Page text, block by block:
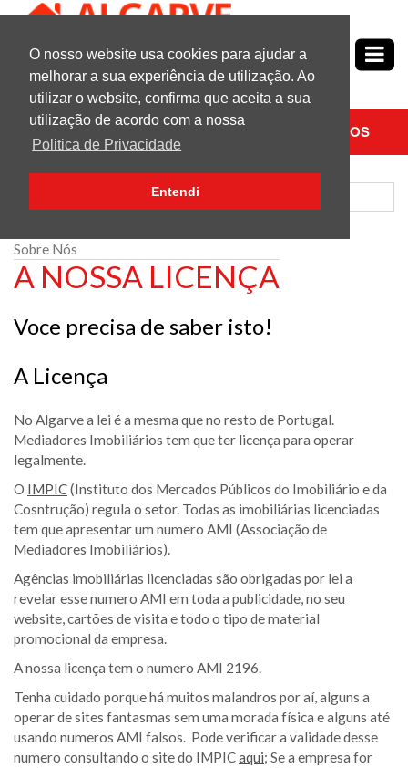
O nosso website usa cookies para ajudar a
melhorar a sua experiência de utilização. Ao
utilizar o website, confirma que aceita a sua
utilização de acordo com a nossa
Politica de Privacidade
Entendi
Nº1emPropriedades no Algarve
PESQUISAR CONTACTE-NOS
Sobre Nós
A NOSSA LICENÇA
Voce precisa de saber isto!
A Licença
No Algarve a lei é a mesma que no resto de Portugal.
Mediadores Imobiliários tem que ter licença para operar
legalmente.
O IMPIC(Instituto dos Mercados Públicos do Imobiliário e da
Cosntrução) regula o setor. Todas as imobiliárias licenciadas
tem que apresentar um numero AMI (Associação de
Mediadores Imobiliários).
Agências imobiliárias licenciadas são obrigadas por lei a
revelar esse numero AMI em toda a publicidade, no seu
website, cartões de visita e todo o tipo de material
promocional da empresa.
A nossa licença tem o numero AMI 2196.
Tenha cuidado porque há muitos malandros por aí, alguns a
operar de sites fantasmas sem uma morada física e alguns até
usando numeros AMI falsos. Pode verificar a validade desse
numero consultando o site do IMPICaqui; Se a empresa for